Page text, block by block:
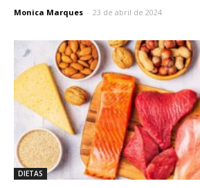
Monica Marques - 23 de abril de 2024
DIETAS